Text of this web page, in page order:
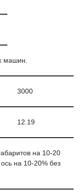
машин.
3000
12.19
на 10-20
на 10-20% без